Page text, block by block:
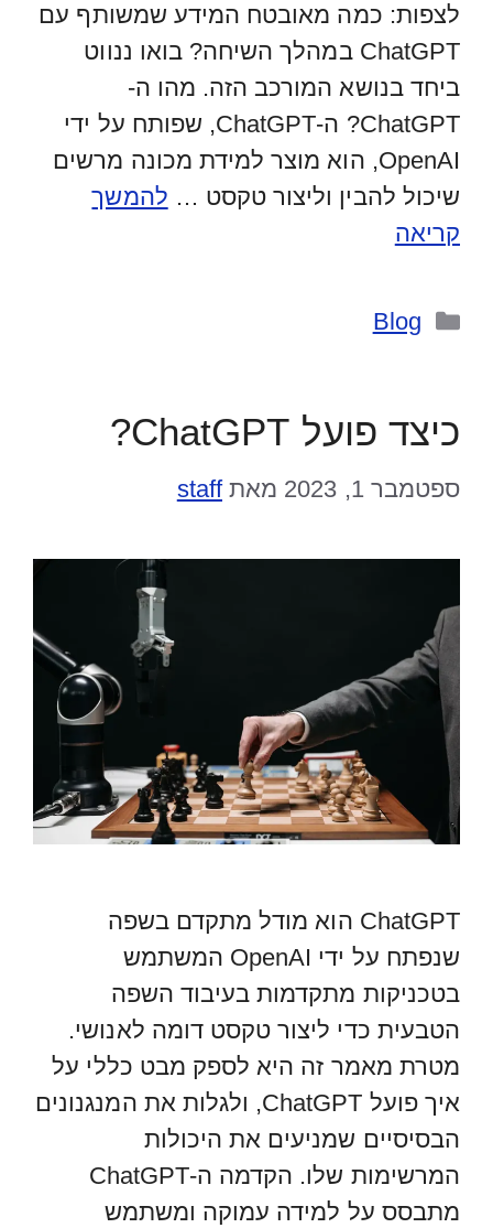
לצפות: כמה מאובטח המידע שמשותף עם
ChatGPT במהלך השיחה? בואו ננווט
ביחד בנושא המורכב הזה. מהו ה-
ChatGPT? ה-ChatGPT, שפותח על ידי
OpenAI, הוא מוצר למידת מכונה מרשים
שיכול להבין וליצור טקסט … להמשך
קריאה
קטגוריות
Blog
כיצד פועל ChatGPT?
ספטמבר 1, 2023 מאתstaff
ChatGPT הוא מודל מתקדם בשפה
שנפתח על ידי OpenAI המשתמש
בטכניקות מתקדמות בעיבוד השפה
הטבעית כדי ליצור טקסט דומה לאנושי.
מטרת מאמר זה היא לספק מבט כללי על
איך פועל ChatGPT, ולגלות את המנגנונים
הבסיסיים שמניעים את היכולות
המרשימות שלו. הקדמה ה-ChatGPT
מתבסס על למידה עמוקה ומשתמש